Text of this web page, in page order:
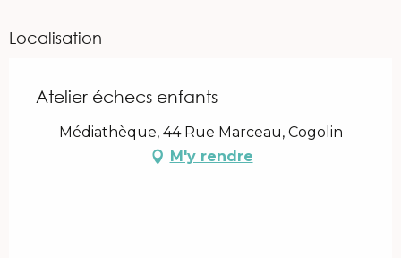
Localisation
Atelier échecs enfants
Médiathèque, 44 Rue Marceau, Cogolin
M'y rendre